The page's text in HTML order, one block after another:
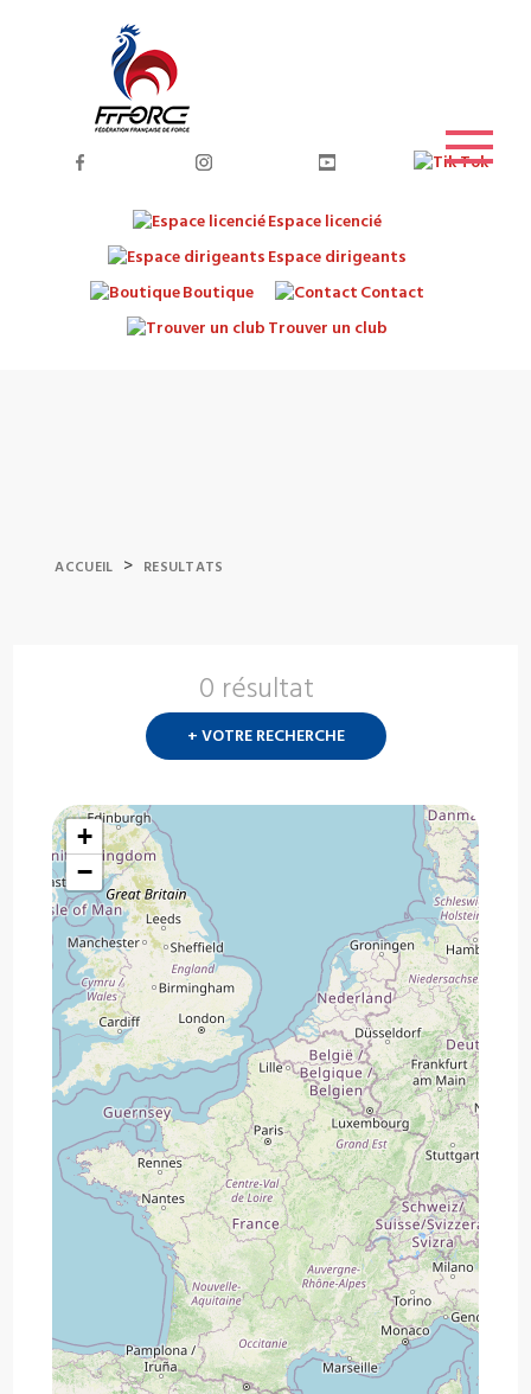
Espace licencié
Espace dirigeants
Boutique
Contact
Trouver un club
ACCUEIL > RESULTATS
0 résultat
+ VOTRE RECHERCHE
+
−